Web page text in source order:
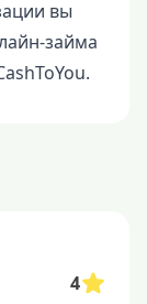
вы
займа
4